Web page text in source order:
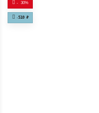
- 30%
-510 ₽